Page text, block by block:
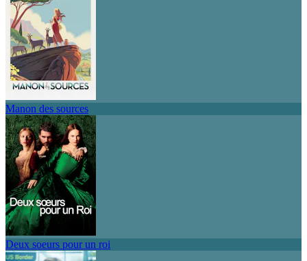
Manon des sources
Deux soeurs pour un roi